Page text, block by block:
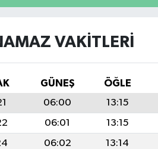
VAKITLERI
GÜNEŞ ÖĞLE
06:00 13:15
06:01 13:15
06:02 13:14